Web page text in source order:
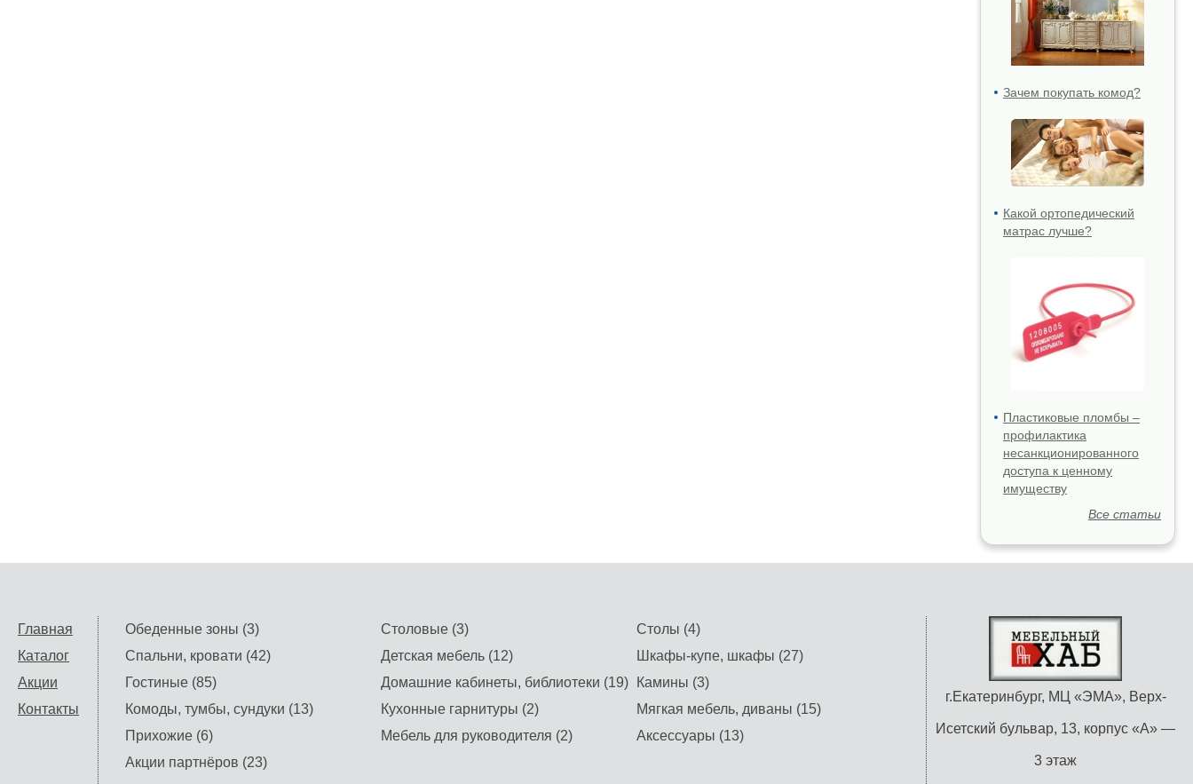
Зачем покупать комод?
Какой ортопедический
матрас лучше?
Пластиковые пломбы –
профилактика
несанкционированного
доступа к ценному
имуществу
Все статьи
Главная
Каталог
Акции
Контакты
г.Екатеринбург, МЦ «ЭМА», Верх-
Исетский бульвар, 13, корпус «А» —
3 этаж
Обеденные зоны (3) Столовые (3)
Столы (4)
Спальни, кровати (42)
Детская мебель (12)
Шкафы-купе, шкафы (27)
Гостиные (85)
Домашние кабинеты, библиотеки (19)
Камины (3)
Комоды, тумбы, сундуки (13)
Кухонные гарнитуры (2)
Мягкая мебель, диваны (15)
Прихожие (6)
Мебель для руководителя (2)
Аксессуары (13)
Акции партнёров (23)